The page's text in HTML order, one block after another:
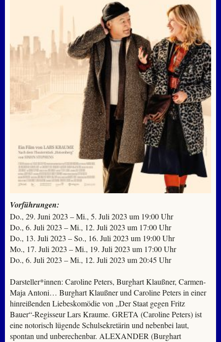
Vorführungen:
Do., 29. Juni 2023 – Mi., 5. Juli 2023 um 19:00 Uhr
Do., 6. Juli 2023 – Mi., 12. Juli 2023 um 17:00 Uhr
Do., 13. Juli 2023 – So., 16. Juli 2023 um 19:00 Uhr
Mo., 17. Juli 2023 – Mi., 19. Juli 2023 um 17:00 Uhr
Do., 6. Juli 2023 – Mi., 12. Juli 2023 um 20:45 Uhr
Darsteller*innen: Caroline Peters, Burghart Klaußner, Carmen-
Maja Antoni… Burghart Klaußner und Caroline Peters in einer
hinreißenden Liebeskomödie von „Der Staat gegen Fritz
Bauer“-Regisseur Lars Kraume. GRETA (Caroline Peters) ist
eine notorisch lügende Schulsekretärin und nebenbei laut,
spontan und unberechenbar. ALEXANDER (Burghart